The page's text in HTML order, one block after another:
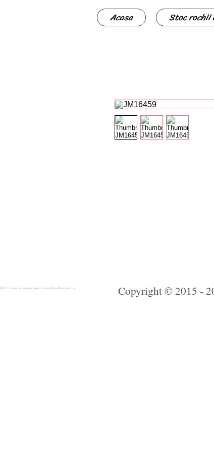
Acasa Stoc rochii
rochie de mireasa preturi accesibile ieftine mici noi Copyright © 2015 -